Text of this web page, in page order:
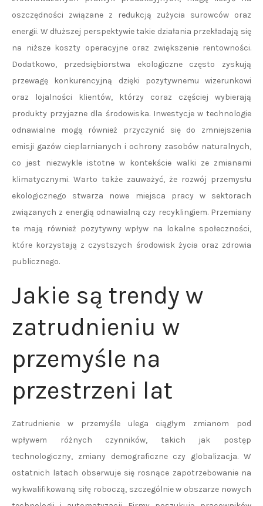
oszczędności związane z redukcją zużycia surowców oraz
energii. W dłuższej perspektywie takie działania przekładają się
na niższe koszty operacyjne oraz zwiększenie rentowności.
Dodatkowo, przedsiębiorstwa ekologiczne często zyskują
przewagę konkurencyjną dzięki pozytywnemu wizerunkowi
oraz lojalności klientów, którzy coraz częściej wybierają
produkty przyjazne dla środowiska. Inwestycje w technologie
odnawialne mogą również przyczynić się do zmniejszenia
emisji gazów cieplarnianych i ochrony zasobów naturalnych,
co jest niezwykle istotne w kontekście walki ze zmianami
klimatycznymi. Warto także zauważyć, że rozwój przemysłu
ekologicznego stwarza nowe miejsca pracy w sektorach
związanych z energią odnawialną czy recyklingiem. Przemiany
te mają również pozytywny wpływ na lokalne społeczności,
które korzystają z czystszych środowisk życia oraz zdrowia
publicznego.
Jakie są trendy w
zatrudnieniu w
przemyśle na
przestrzeni lat
Zatrudnienie w przemyśle ulega ciągłym zmianom pod
wpływem różnych czynników, takich jak postęp
technologiczny, zmiany demograficzne czy globalizacja. W
ostatnich latach obserwuje się rosnące zapotrzebowanie na
wykwalifikowaną siłę roboczą, szczególnie w obszarze nowych